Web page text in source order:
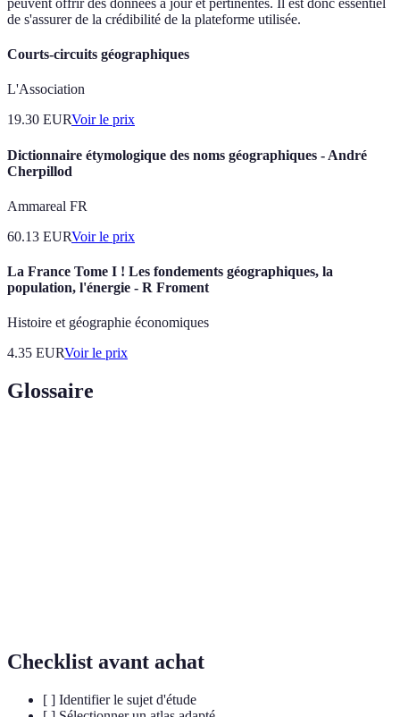
de s'assurer de la crédibilité de la plateforme utilisée.
Courts-circuits géographiques
L'Association
19.30 EURVoir le prix
Dictionnaire étymologique des noms géographiques - André
Cherpillod
Ammareal FR
60.13 EURVoir le prix
La France Tome I ! Les fondements géographiques, la
population, l'énergie - R Froment
Histoire et géographie économiques
4.35 EURVoir le prix
Glossaire
Checklist avant achat
[ ] Identifier le sujet d'étude